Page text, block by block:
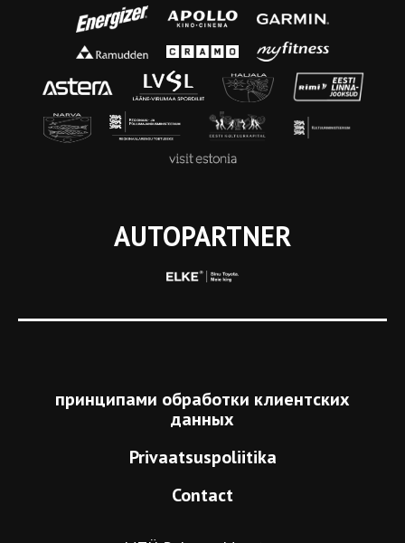
AUTOPARTNER
принципами обработки клиентских
данных
Privaatsuspoliitika
Contact